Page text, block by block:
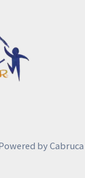
by Cabruca